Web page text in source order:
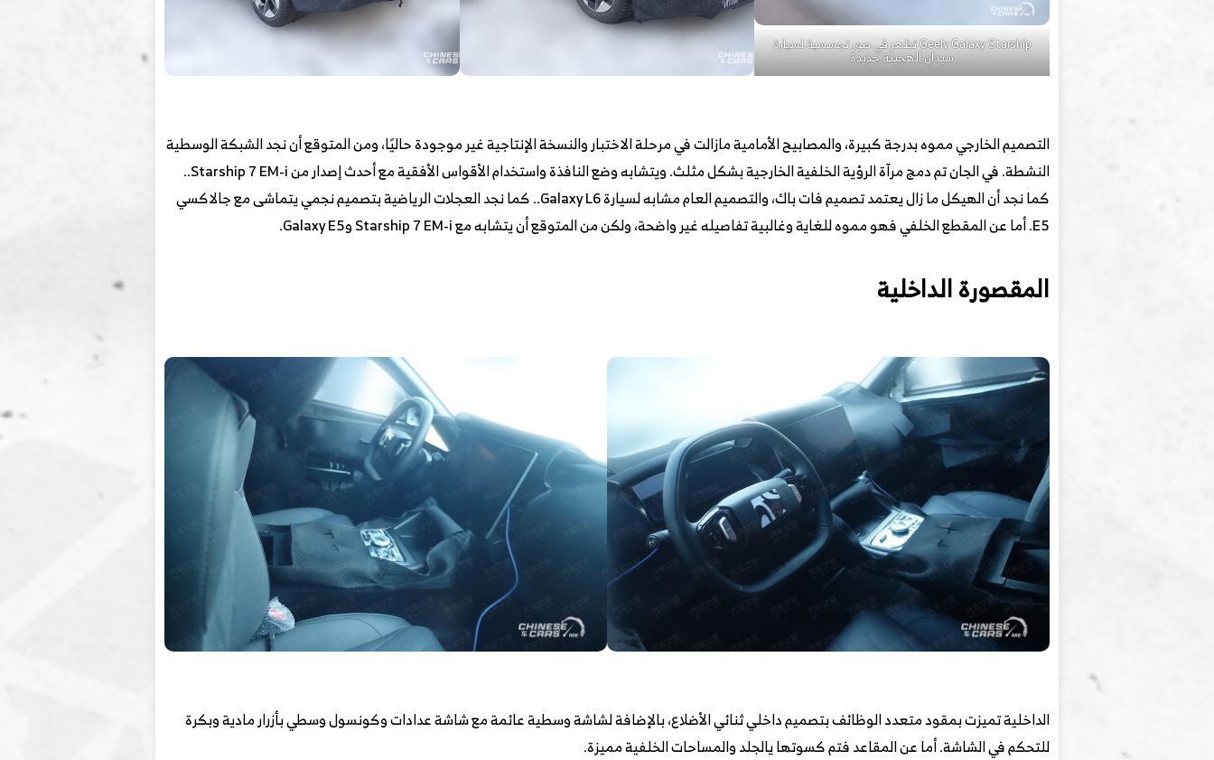
Geely Galaxy Starship تظهر في صور تجسسية لسيارة
سيدان الهجينة جديدة
التصميم الخارجي مموه بدرجة كبيرة، والمصابيح الأمامية مازالت في مرحلة الاختبار والنسخة الإنتاجية غير موجودة حاليًا، ومن المتوقع أن نجد الشبكة الوسطية
النشطة. في الجان تم دمج مرآة الرؤية الخلفية الخارجية بشكل مثلث. ويتشابه وضع النافذة واستخدام الأقواس الأفقية مع أحدث إصدار من Starship 7 EM-i..
كما نجد أن الهيكل ما زال يعتمد تصميم فات باك، والتصميم العام مشابه لسيارة Galaxy L6.. كما نجد العجلات الرياضية بتصميم نجمي يتماشى مع جالاكسي
E5. أما عن المقطع الخلفي فهو مموه للغاية وغالبية تفاصيله غير واضحة، ولكن من المتوقع أن يتشابه مع Starship 7 EM-i وGalaxy E5.
المقصورة الداخلية
الداخلية تميزت بمقود متعدد الوظائف بتصميم داخلي ثنائي الأضلاع، بالإضافة لشاشة وسطية عائمة مع شاشة عدادات وكونسول وسطي بأزرار مادية وبكرة
للتحكم في الشاشة. أما عن المقاعد فتم كسوتها يالجلد والمساحات الخلفية مميزة.